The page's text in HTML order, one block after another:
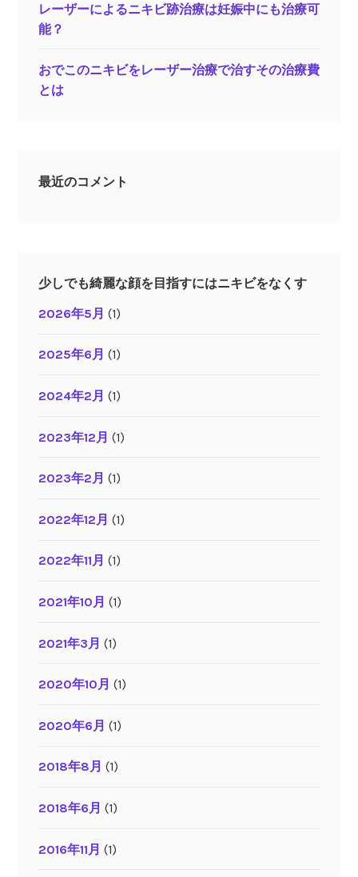
レーザーによるニキビ跡治療は妊娠中にも治療可
能？
おでこのニキビをレーザー治療で治すその治療費
とは
最近のコメント
少しでも綺麗な顔を目指すにはニキビをなくす
2026年5月 (1)
2025年6月 (1)
2024年2月 (1)
2023年12月 (1)
2023年2月 (1)
2022年12月 (1)
2022年11月 (1)
2021年10月 (1)
2021年3月 (1)
2020年10月 (1)
2020年6月 (1)
2018年8月 (1)
2018年6月 (1)
2016年11月 (1)